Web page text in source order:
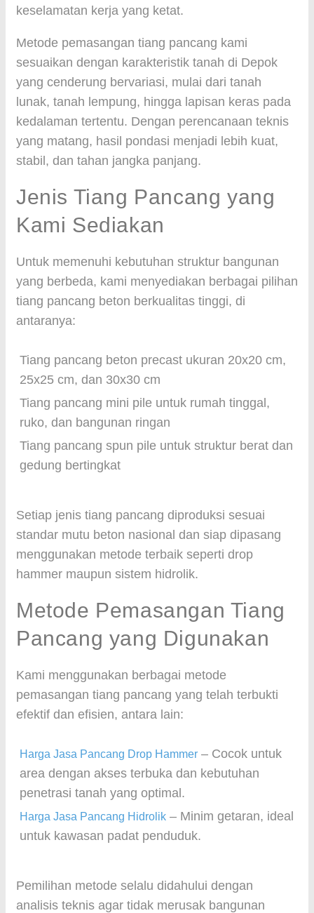
keselamatan kerja yang ketat.
Metode pemasangan tiang pancang kami
sesuaikan dengan karakteristik tanah di Depok
yang cenderung bervariasi, mulai dari tanah
lunak, tanah lempung, hingga lapisan keras pada
kedalaman tertentu. Dengan perencanaan teknis
yang matang, hasil pondasi menjadi lebih kuat,
stabil, dan tahan jangka panjang.
Jenis Tiang Pancang yang
Kami Sediakan
Untuk memenuhi kebutuhan struktur bangunan
yang berbeda, kami menyediakan berbagai pilihan
tiang pancang beton berkualitas tinggi, di
antaranya:
Tiang pancang beton precast ukuran 20x20 cm,
25x25 cm, dan 30x30 cm
Tiang pancang mini pile untuk rumah tinggal,
ruko, dan bangunan ringan
Tiang pancang spun pile untuk struktur berat dan
gedung bertingkat
Setiap jenis tiang pancang diproduksi sesuai
standar mutu beton nasional dan siap dipasang
menggunakan metode terbaik seperti drop
hammer maupun sistem hidrolik.
Metode Pemasangan Tiang
Pancang yang Digunakan
Kami menggunakan berbagai metode
pemasangan tiang pancang yang telah terbukti
efektif dan efisien, antara lain:
Harga Jasa Pancang Drop Hammer – Cocok untuk
area dengan akses terbuka dan kebutuhan
penetrasi tanah yang optimal.
Harga Jasa Pancang Hidrolik – Minim getaran, ideal
untuk kawasan padat penduduk.
Pemilihan metode selalu didahului dengan
analisis teknis agar tidak merusak bangunan